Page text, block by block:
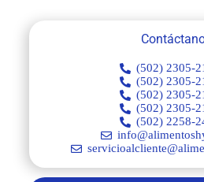
(502) 2305-
(502) 2305-
(502) 2305-
(502) 2305-
(502) 2258-